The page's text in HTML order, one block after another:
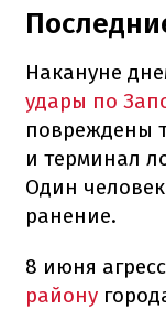
Накануне
удары по
повреждены
и терминал
Один
ранение.
8 июня
району